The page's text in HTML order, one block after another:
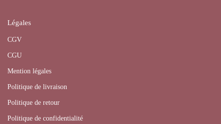
Légales
CGV
CGU
Mention légales
Politique de livraison
Politique de retour
Politique de confidentialité